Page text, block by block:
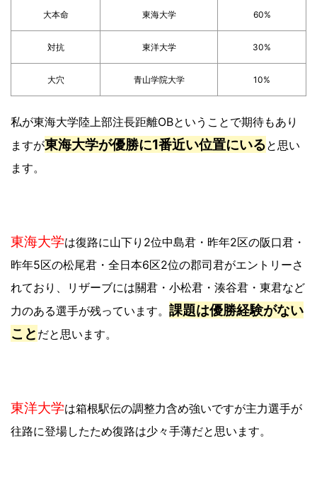
大本命 東海大学 60%
対抗 東洋大学 30%
大穴 青山学院大学 10%
私が東海大学陸上部注長距離OBということで期待もあり
ますが東海大学が優勝に1番近い位置にいると思い
ます。
東海大学は復路に山下り2位中島君・昨年2区の阪口君・
昨年5区の松尾君・全日本6区2位の郡司君がエントリーさ
れており、リザーブには關君・小松君・湊谷君・東君など
力のある選手が残っています。 課題は優勝経験がない
こと だと思います。
東洋大学は箱根駅伝の調整力含め強いですが主力選手が
往路に登場したため復路は少々手薄だと思います。